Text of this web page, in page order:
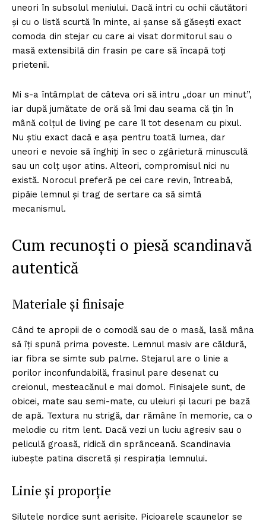
uneori în subsolul meniului. Dacă intri cu ochii căutători
și cu o listă scurtă în minte, ai șanse să găsești exact
comoda din stejar cu care ai visat dormitorul sau o
masă extensibilă din frasin pe care să încapă toți
prietenii.
Mi s-a întâmplat de câteva ori să intru „doar un minut”,
iar după jumătate de oră să îmi dau seama că țin în
mână colțul de living pe care îl tot desenam cu pixul.
Nu știu exact dacă e așa pentru toată lumea, dar
uneori e nevoie să înghiți în sec o zgârietură minusculă
sau un colț ușor atins. Alteori, compromisul nici nu
există. Norocul preferă pe cei care revin, întreabă,
pipăie lemnul și trag de sertare ca să simtă
mecanismul.
Cum recunoști o piesă scandinavă
autentică
Materiale și finisaje
Când te apropii de o comodă sau de o masă, lasă mâna
să îți spună prima poveste. Lemnul masiv are căldură,
iar fibra se simte sub palme. Stejarul are o linie a
porilor inconfundabilă, frasinul pare desenat cu
creionul, mesteacănul e mai domol. Finisajele sunt, de
obicei, mate sau semi-mate, cu uleiuri și lacuri pe bază
de apă. Textura nu strigă, dar rămâne în memorie, ca o
melodie cu ritm lent. Dacă vezi un luciu agresiv sau o
peliculă groasă, ridică din sprânceană. Scandinavia
iubește patina discretă și respirația lemnului.
Linie și proporție
Silutele nordice sunt aerisite. Picioarele scaunelor se